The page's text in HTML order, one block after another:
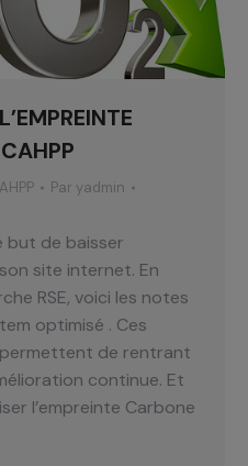
Par yadmin
but de baisser
site internet. En
RSE, voici les notes
optimisé . Ces
de rentrant
continue. Et
l’empreinte Carbone